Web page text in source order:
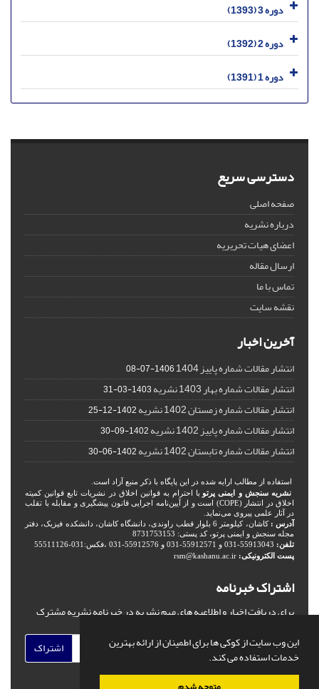
این وب سایت از کوکی ها برای اطمینان از ارائه بهترین
خدمات استفاده می کند.
دوره 3 (1393)
دوره 2 (1392)
دوره 1 (1391)
دسترسی سریع
صفحه اصلی
درباره نشریه
اعضای هیات تحریریه
ارسال مقاله
تماس با ما
نقشه سایت
آخرین اخبار
انتشار مقالات شماره پاییز 1404 1406-07-08
انتشار مقالات شماره بهار 1403 نشریه 1403-03-31
انتشار مقالات شماره زمستان 1402 نشریه 1402-12-25
انتشار مقالات شماره پاییز 1402 نشریه 1402-09-30
انتشار مقالات شماره تابستان 1402 نشریه 1402-06-30
استفاده از مطالب ارایه شده در این پایگاه با ذکر منبع آزاد است.
نشریه سنجش و ایمنی پرتو با احترام به قوانین اخلاق در نشریات تابع قوانین کمیته
اخلاق در انتشار (COPE) است و از آیین‌نامه اجرایی قانون پیشگیری و مقابله با تقلب
در آثار علمی پیروی می‌نماید.
آدرس :
کاشان، کیلومتر 6 بلوار قطب راوندی، دانشگاه کاشان، دانشکده فیزیک، دفتر
مجله سنجش و ایمنی پرتو، کد پستی: 8731753153
تلفن:
پست الکترونیکی: rsm@kashanu.ac.ir
اشتراک خبرنامه
برای دریافت اخبار و اطلاعیه های مهم نشریه در خبرنامه نشریه مشترک
اشتراک